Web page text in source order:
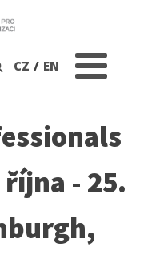
CZ / EN
- 25.